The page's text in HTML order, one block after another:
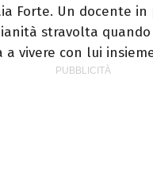
Forte. Un docente in
stravolta
vivere con lui